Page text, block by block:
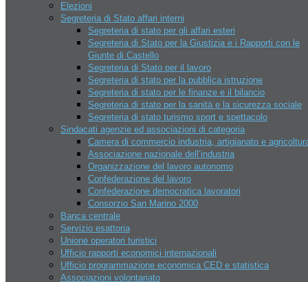
Elezioni
Segreteria di Stato affari interni
Segreteria di stato per gli affari esteri
Segreteria di Stato per la Giustizia e i Rapporti con le
Giunte di Castello
Segreteria di Stato per il lavoro
Segreteria di stato per la pubblica istruzione
Segreteria di stato per le finanze e il bilancio
Segreteria di stato per la sanità e la sicurezza sociale
Segreteria di stato turismo sport e spettacolo
Sindacati agenzie ed associazioni di categoria
Camera di commercio industria, artigianato e
Associazione nazionale dell’industria
Organizzazione del lavoro autonomo
Confederazione del lavoro
Confederazione democratica lavoratori
Consorzio San Marino 2000
Banca centrale
Servizio esattoria
Unione operatori turistici
Ufficio rapporti economici internazionali
Ufficio programmazione economica CED e statistica
Associazioni volontariato
AERO CLUB
Crossodromo Baldasserona
Il CONS e le federazioni sportive
Lago di Faetano – Pesca sportiva
Moto gp
Multi eventi sport domus
Piscine
Riviera beach games
Tiro al volo San Marino
Tennis – Atp Challenger San
Marino
Istituzioni
Capitani Reggenti
Cerimonie istituzionali
Congresso dello stato
Delibere congresso di stato
Consiglio dei 12
Corpi militari
Giunte di castello
Il Consiglio grande e generale
Legislatura
Archivio leggi San Marino